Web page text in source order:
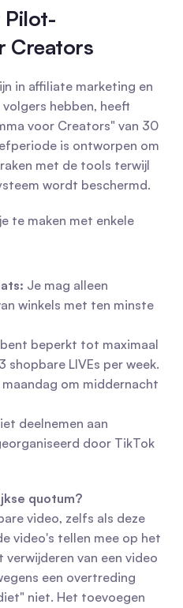
Pilot-
Creators
in affiliate marketing en
hebben, heeft
voor Creators" van 30
is ontworpen om
met de tools terwijl
wordt beschermd.
te maken met enkele
Je mag alleen
winkels met ten minste
beperkt tot maximaal
shopbare LIVEs per week.
om middernacht
deelnemen aan
door TikTok
quotum?
video's tellen mee op het
van een video
een overtreding
niet. Het toevoegen